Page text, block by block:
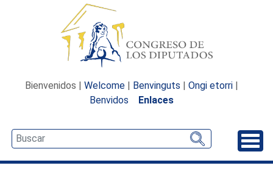
Bienvenidos | Welcome | Benvinguts | Ongi etorri |
Benvidos
Enlaces